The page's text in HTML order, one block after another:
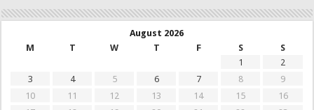
August 2026
M
T W T F S
S
1
2
3
4 5 6 7 8
9
10
11 12 13 14 15
16